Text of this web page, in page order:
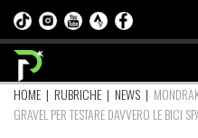
HOME | RUBRICHE | NEWS |
GRAVEL PER TESTARE DAVVERO LE BICI